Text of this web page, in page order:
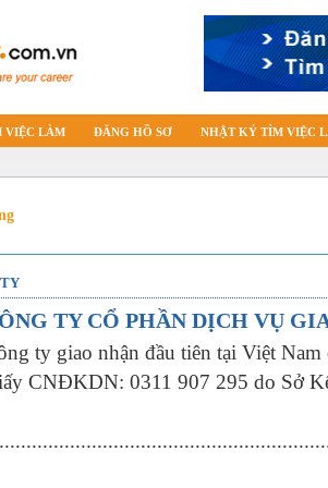
VIỆC LÀM ĐĂNG HỒ SƠ NHẬT KÝ TÌM VIỆC
TY CỔ PHẦN DỊCH VỤ
ty giao nhận đầu tiên tại Việt
CNĐKDN: 0311 907 295 do Sở